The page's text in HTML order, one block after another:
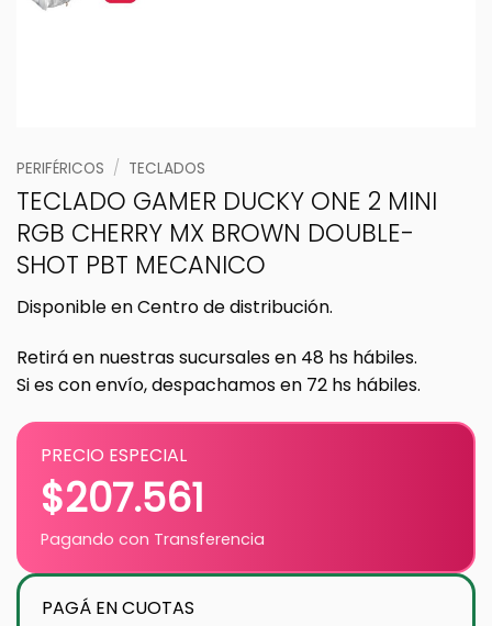
PERIFÉRICOS / TECLADOS
TECLADO GAMER DUCKY ONE 2 MINI
RGB CHERRY MX BROWN DOUBLE-
SHOT PBT MECANICO
Disponible en Centro de distribución.
Retirá en nuestras sucursales en 48 hs hábiles.
Si es con envío, despachamos en 72 hs hábiles.
PRECIO ESPECIAL
$207.561
Pagando con Transferencia
PAGÁ EN CUOTAS